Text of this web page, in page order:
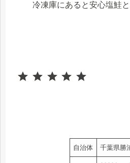
冷凍庫にあると安心塩鮭
自治体 千葉県勝